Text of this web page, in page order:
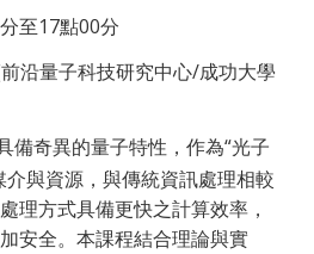
至17點00分
沿量子科技研究中心/成功大學
備奇異的量子特性，作為“光子
介與資源，與傳統資訊處理相較
理方式具備更快之計算效率，
安全。本課程結合理論與實